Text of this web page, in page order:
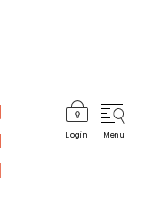
Login Menu